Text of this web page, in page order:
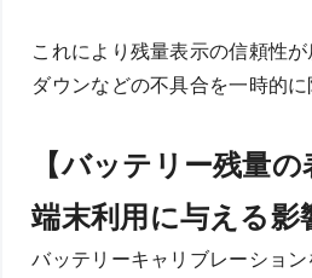
これにより残量表示の信頼性
ダウンなどの不具合を一時的に
【バッテリー残量
端末利用に与える影
バッテリーキャリブレーショ